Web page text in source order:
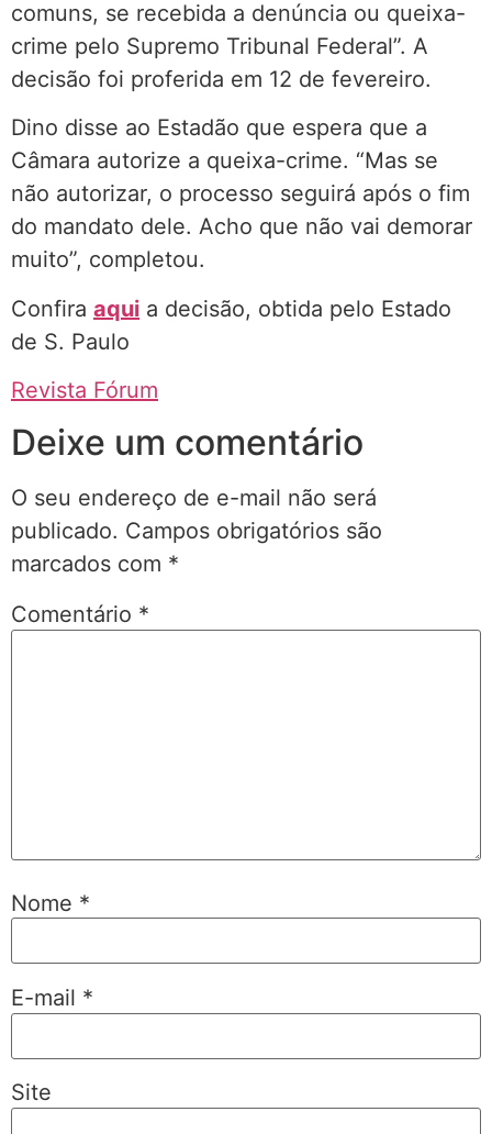
comuns, se recebida a denúncia ou queixa-
crime pelo Supremo Tribunal Federal”. A
decisão foi proferida em 12 de fevereiro.
Dino disse ao Estadão que espera que a
Câmara autorize a queixa-crime. “Mas se
não autorizar, o processo seguirá após o fim
do mandato dele. Acho que não vai demorar
muito”, completou.
Confira aqui a decisão, obtida pelo Estado
de S. Paulo
Revista Fórum
Deixe um comentário
O seu endereço de e-mail não será
publicado. Campos obrigatórios são
marcados com *
Comentário *
Nome *
E-mail *
Site